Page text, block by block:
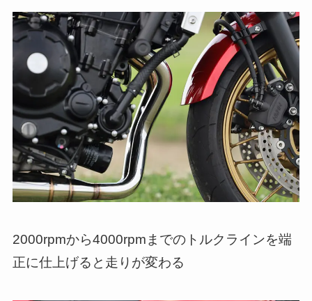
2000rpmから4000rpmまでのトルクラインを端
正に仕上げると走りが変わる